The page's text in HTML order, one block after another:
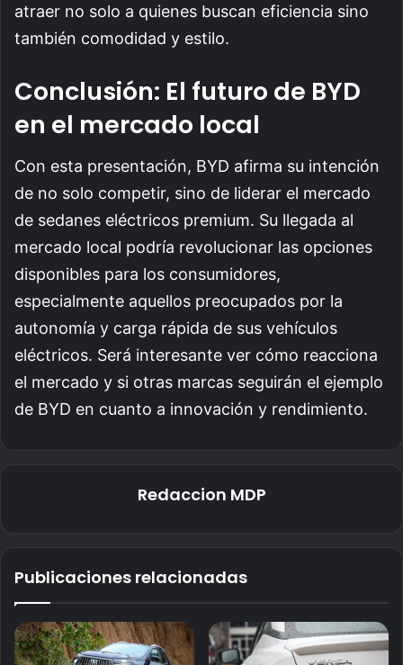
atraer no solo a quienes buscan eficiencia sino
también comodidad y estilo.
Conclusión: El futuro de BYD
en el mercado local
Con esta presentación, BYD afirma su intención
de no solo competir, sino de liderar el mercado
de sedanes eléctricos premium. Su llegada al
mercado local podría revolucionar las opciones
disponibles para los consumidores,
especialmente aquellos preocupados por la
autonomía y carga rápida de sus vehículos
eléctricos. Será interesante ver cómo reacciona
el mercado y si otras marcas seguirán el ejemplo
de BYD en cuanto a innovación y rendimiento.
Redaccion MDP
Publicaciones relacionadas